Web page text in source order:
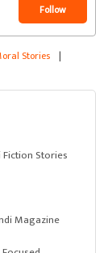
Follow
Stories |
Fiction Stories
Magazine